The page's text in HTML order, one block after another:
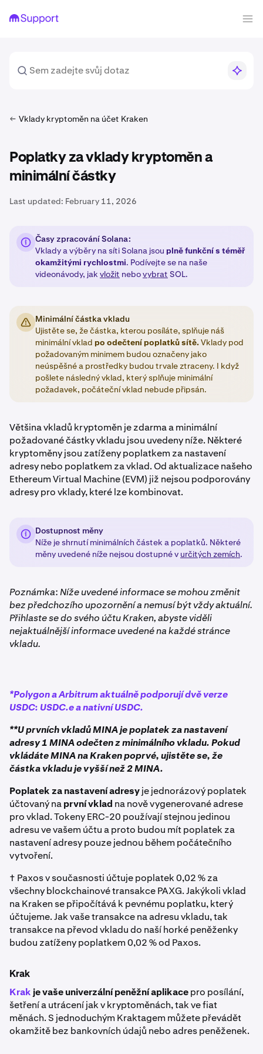
Vklady kryptoměn na účet Kraken
Poplatky za vklady kryptoměn a
minimální částky
Last updated: February 11, 2026
Časy zpracování Solana:
Vklady a výběry na síti Solana jsou plně funkční s téměř
okamžitými rychlostmi. Podívejte se na naše
videonávody, jak vložit nebovybrat SOL.
Minimální částka vkladu
Ujistěte se, že částka, kterou posíláte, splňuje náš
minimální vklad po odečtení poplatků sítě.Vklady pod
požadovaným minimem budou označeny jako
neúspěšné a prostředky budou trvale ztraceny. I když
pošlete následný vklad, který splňuje minimální
požadavek, počáteční vklad nebude připsán.
Většina vkladů kryptoměn je zdarma a minimální
požadované částky vkladu jsou uvedeny níže. Některé
kryptoměny jsou zatíženy poplatkem za nastavení
adresy nebo poplatkem za vklad. Od aktualizace našeho
Ethereum Virtual Machine (EVM) již nejsou podporovány
adresy pro vklady, které lze kombinovat.
Dostupnost měny
Níže je shrnutí minimálních částek a poplatků. Některé
měny uvedené níže nejsou dostupné v určitých zemích.
Poznámka: Níže uvedené informace se mohou změnit
bez předchozího upozornění a nemusí být vždy aktuální.
Přihlaste se do svého účtu Kraken, abyste viděli
nejaktuálnější informace uvedené na každé stránce
vkladu.
*Polygon a Arbitrum aktuálně podporují dvě verze
USDC: USDC.e a nativní USDC.
**U prvních vkladů MINA je poplatek za nastavení
adresy 1 MINA odečten z minimálního vkladu. Pokud
vkládáte MINA na Kraken poprvé, ujistěte se, že
částka vkladu je vyšší než 2 MINA.
Poplatek za nastavení adresyje jednorázový poplatek
účtovaný naprvní vklad na nově vygenerované adrese
pro vklad. Tokeny ERC-20 používají stejnou jedinou
adresu ve vašem účtu a proto budou mít poplatek za
nastavení adresy pouze jednou během počátečního
vytvoření.
† Paxos v současnosti účtuje poplatek 0,02 % za
všechny blockchainové transakce PAXG. Jakýkoli vklad
na Kraken se připočítává k pevnému poplatku, který
účtujeme. Jak vaše transakce na adresu vkladu, tak
transakce na převod vkladu do naší horké peněženky
budou zatíženy poplatkem 0,02 % od Paxos.
Krak
Krak je vaše univerzální peněžní aplikacepro posílání,
šetření a utrácení jak v kryptoměnách, tak ve fiat
měnách. S jednoduchým Kraktagem můžete převádět
okamžitě bez bankovních údajů nebo adres peněženek.